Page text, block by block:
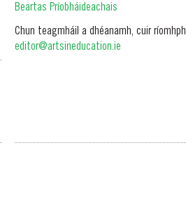
Beartas Príobháideachais
Chun teagmháil a dhéanamh, cuir
editor@artsineducation.ie